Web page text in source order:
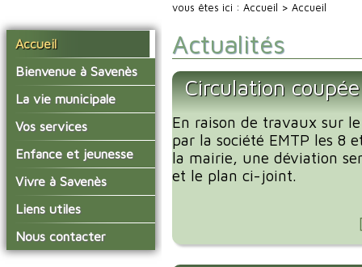
Accueil
Bienvenue à Savenès
Situer Savenès
Savenès en chiffre
L'histoire du village
Actualités de Savenès
sur ladepeche.fr
La vie municipale
Vos élus
Les compte-rendus du
conseil municipal
Les commissions
Les diverses
délégations/syndicats
L'urbanisme
Vos services
La mairie
Le service technique
Les services de l'école
Les installations
municipales
La collecte des ordures
Enfance et jeunesse
L'école primaire
La garderie et la cantine
Le temps périscolaire
La petite enfance
Vivre à Savenès
Agenda Salle des Fetes
Liens utiles
Communauté de
Communes Grand Sud
Tarn et Garonne
Nous contacter
vous êtes ici : Accueil > Accueil
Actualités
Circulation
En raison de travaux sur
par la société EMTP les 8
la mairie, une déviation
et le plan ci-joint.